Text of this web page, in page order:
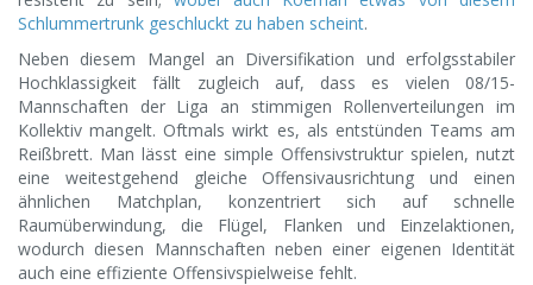
Schlummertrunk geschluckt zu haben scheint.
Neben diesem Mangel an Diversifikation und erfolgsstabiler
Hochklassigkeit fällt zugleich auf, dass es vielen 08/15-
Mannschaften der Liga an stimmigen Rollenverteilungen im
Kollektiv mangelt. Oftmals wirkt es, als entstünden Teams am
Reißbrett. Man lässt eine simple Offensivstruktur spielen, nutzt
eine weitestgehend gleiche Offensivausrichtung und einen
ähnlichen Matchplan, konzentriert sich auf schnelle
Raumüberwindung, die Flügel, Flanken und Einzelaktionen,
wodurch diesen Mannschaften neben einer eigenen Identität
auch eine effiziente Offensivspielweise fehlt.